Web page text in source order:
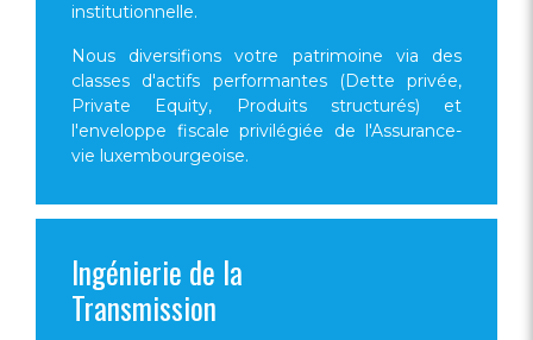
institutionnelle.
Nous diversifions votre patrimoine via des
classes d'actifs performantes (Dette privée,
Private Equity, Produits structurés) et
l'enveloppe fiscale privilégiée de l'Assurance-
vie luxembourgeoise.
Ingénierie de la
Transmission